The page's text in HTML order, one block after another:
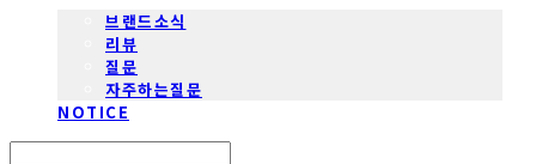
브랜드소식
리뷰
질문
자주하는질문
NOTICE